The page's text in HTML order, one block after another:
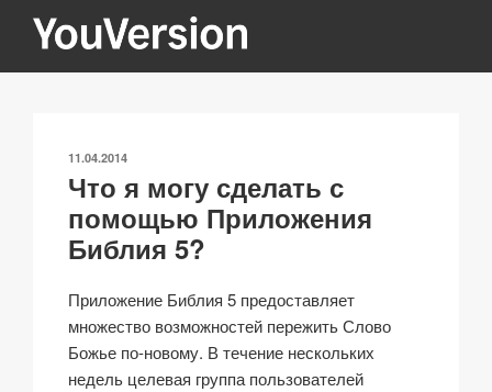
YOUVERSION
Seeking God every day.
ОПУБЛИКОВАНО
11.04.2014
Что я могу сделать с
помощью Приложения
Библия 5?
Приложение Библия 5 предоставляет
множество возможностей пережить Слово
Божье по-новому. В течение нескольких
недель целевая группа пользователей